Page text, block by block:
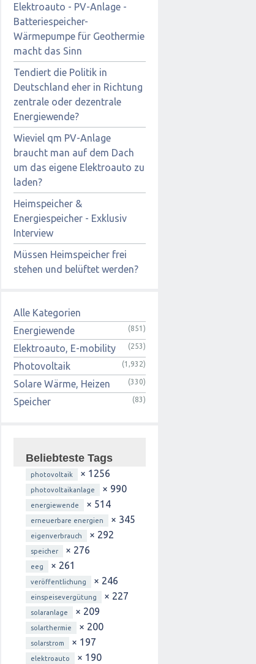
Elektroauto - PV-Anlage -
Batteriespeicher-
Wärmepumpe für Geothermie
macht das Sinn
Tendiert die Politik in
Deutschland eher in Richtung
zentrale oder dezentrale
Energiewende?
Wieviel qm PV-Anlage
braucht man auf dem Dach
um das eigene Elektroauto zu
laden?
Heimspeicher &
Energiespeicher - Exklusiv
Interview
Müssen Heimspeicher frei
stehen und belüftet werden?
Alle Kategorien
Energiewende
(851)
Elektroauto, E-mobility (253)
Photovoltaik (1,932)
Solare Wärme, Heizen (330)
Speicher (83)
Beliebteste Tags
photovoltaik × 1256
photovoltaikanlage × 990
energiewende × 514
erneuerbare energien × 345
eigenverbrauch × 292
speicher × 276
eeg × 261
veröffentlichung × 246
einspeisevergütung × 227
solaranlage × 209
solarthermie × 200
solarstrom × 197
elektroauto × 190